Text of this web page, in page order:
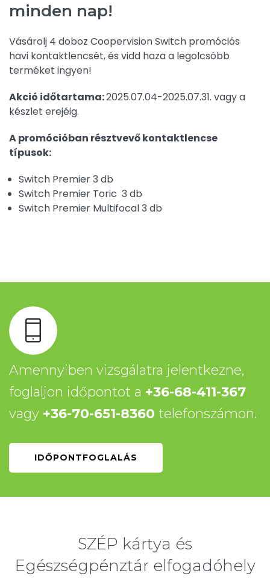
minden nap!
Vásárolj 4 doboz Coopervision Switch promóciós
havi kontaktlencsét, és vidd haza a legolcsóbb
terméket ingyen!
Akció időtartama:2025.07.04-2025.07.31. vagy a
készlet erejéig.
A promócióban résztvevő kontaktlencse
típusok:
Switch Premier 3 db
Switch Premier Toric 3 db
Switch Premier Multifocal 3 db
Amennyiben vizsgálatra jelentkezne,
foglaljon időpontot a +36-68-411-367
vagy +36-70-651-8360 telefonszámon.
IDŐPONTFOGLALÁS
SZÉP kártya és
Egészségpénztár elfogadóhely